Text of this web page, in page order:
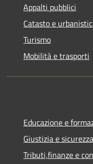
Appalti pubblici
Catasto e
Turismo
Mobilità e trasporti
Educazione e
Giustizia e
Tributi,finanze e